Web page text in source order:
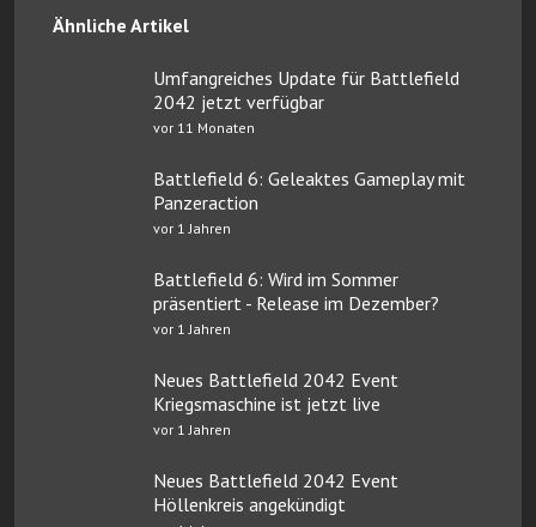
Ähnliche Artikel
Umfangreiches Update für Battlefield
2042 jetzt verfügbar
vor 11 Monaten
Battlefield 6: Geleaktes Gameplay mit
Panzeraction
vor 1 Jahren
Battlefield 6: Wird im Sommer
präsentiert - Release im Dezember?
vor 1 Jahren
Neues Battlefield 2042 Event
Kriegsmaschine ist jetzt live
vor 1 Jahren
Neues Battlefield 2042 Event
Höllenkreis angekündigt